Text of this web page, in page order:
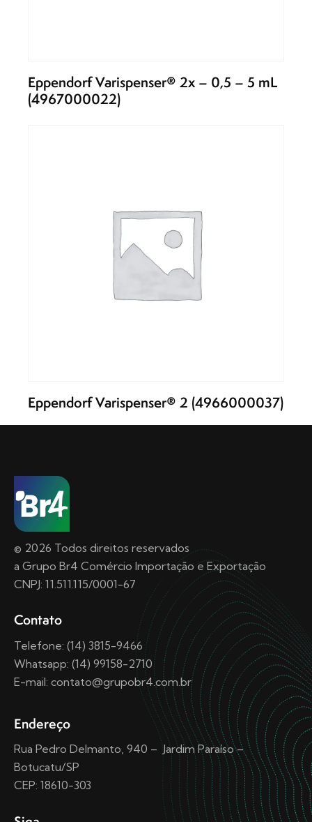
Eppendorf Varispenser® 2x – 0,5 – 5 mL
(4967000022)
Eppendorf Varispenser® 2 (4966000037)
© 2026 Todos direitos reservados
a Grupo Br4 Comércio Importação e Exportação
CNPJ: 11.511.115/0001-67
Contato
Telefone: (14) 3815-9466
Whatsapp: (14) 99158-2710
E-mail: contato@grupobr4.com.br
Endereço
Rua Pedro Delmanto, 940 – Jardim Paraíso –
Botucatu/SP
CEP: 18610-303